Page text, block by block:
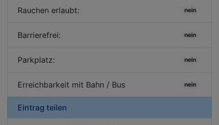
Rauchen erlaubt: nein
Barrierefrei: nein
Parkplatz: nein
Erreichbarkeit mit Bahn / Bus nein
Eintrag teilen